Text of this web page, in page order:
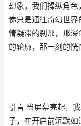
幻象，我们操纵角
佛只是通往奇幻世界
情凝滞的刹那，那
的轮廓，那一刻的恍
引言 当屏幕亮起，
子，在开启前沉默如